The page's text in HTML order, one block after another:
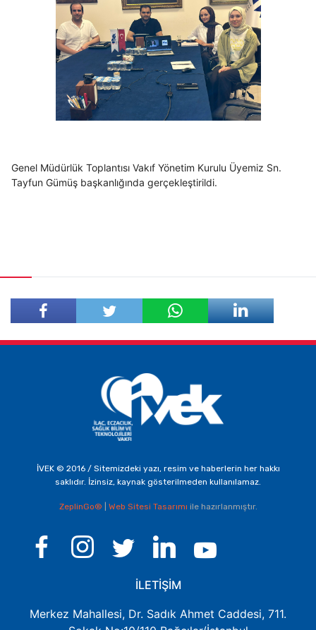
Genel Müdürlük Toplantısı Vakıf Yönetim Kurulu Üyemiz Sn.
Tayfun Gümüş başkanlığında gerçekleştirildi.
İVEK © 2016 / Sitemizdeki yazı, resim ve haberlerin her hakkı
saklıdır. İzinsiz, kaynak gösterilmeden kullanılamaz.
ZeplinGo® Web Sitesi Tasarımı ile hazırlanmıştır.
İLETİŞİM
Merkez Mahallesi, Dr. Sadık Ahmet Caddesi, 711.